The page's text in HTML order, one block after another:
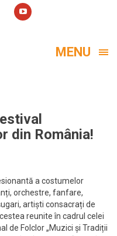
MENU
din România!
a costumelor
orchestre, fanfare,
artiști consacrați de
reunite în cadrul celei
de Folclor „Muzici și Tradiții